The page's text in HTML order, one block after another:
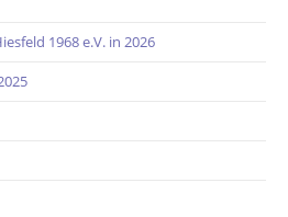
1968 e.V. in 2026